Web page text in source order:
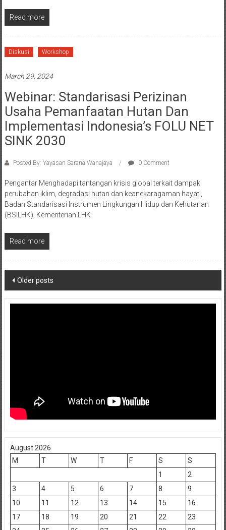
Read more
Diskusi Workshop
March 29, 2024
Webinar: Standarisasi Perizinan
Usaha Pemanfaatan Hutan Dan
Implementasi Indonesia’s FOLU NET
SINK 2030
Posted By: Yayasan Sarana Wanajaya 0 Comment
Pengantar Menghadapi tantangan krisis global terkait dampak
perubahan iklim, degradasi hutan dan keanekaragaman hayati,
Badan Standarisasi Instrumen Lingkungan Hidup dan Kehutanan
(BSILHK), Kementerian LHK
Read more
Posts
navigation
Older posts
August 2026
M
T W T F S
S
1
2
3
4 5 6 7 8
9
10
11 12 13 14 15
16
17
18 19 20 21 22
23